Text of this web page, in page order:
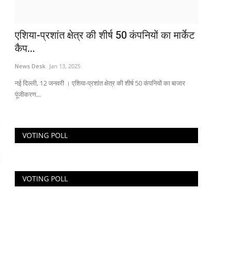
एशिया-प्रशांत क्षेत्र की शीर्ष 50 कंपनियों का मार्केट
कैप...
News Desk Jan 13, 2025
नई दिल्ली, 12 जनवरी । एशिया-प्रशांत क्षेत्र की शीर्ष 50 कंपनियों का बाजार
पूंजीकरण...
VOTING POLL
VOTING POLL